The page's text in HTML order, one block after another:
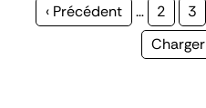
Page
‹ Précédent … Page
2 3
Page